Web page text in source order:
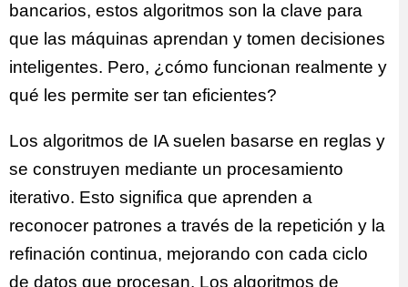
bancarios, estos algoritmos son la clave para
que las máquinas aprendan y tomen decisiones
inteligentes. Pero, ¿cómo funcionan realmente y
qué les permite ser tan eficientes?
Los algoritmos de IA suelen basarse en reglas y
se construyen mediante un procesamiento
iterativo. Esto significa que aprenden a
reconocer patrones a través de la repetición y la
refinación continua, mejorando con cada ciclo
de datos que procesan. Los algoritmos de